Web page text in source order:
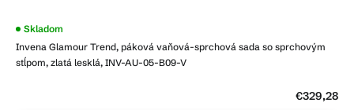
Invena Glamour Trend, páková vaňová-sprchová sada so sprchovým
stĺpom, zlatá lesklá, INV-AU-05-B09-V
Skladom
€329,28